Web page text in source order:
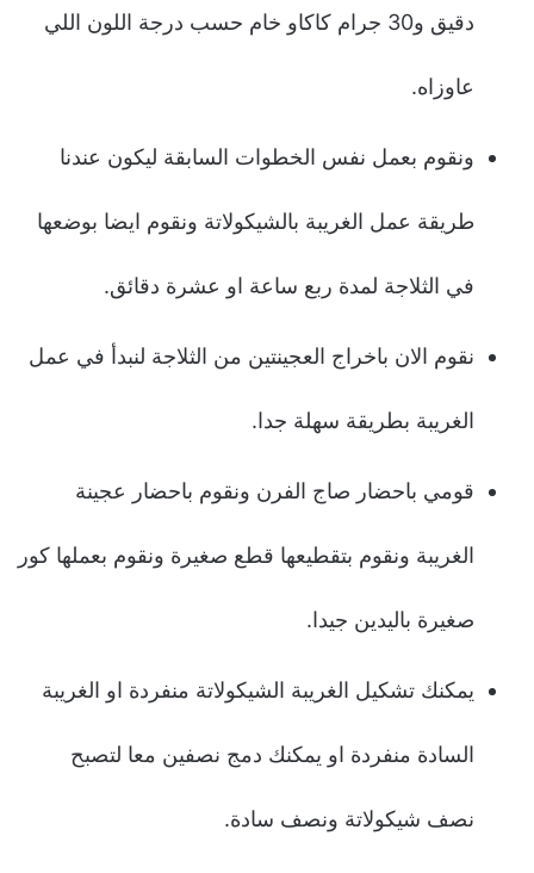
دقيق و30 جرام كاكاو خام حسب درجة اللون اللي
عاوزاه.
ونقوم بعمل نفس الخطوات السابقة ليكون عندنا
طريقة عمل الغريبة بالشيكولاتة ونقوم ايضا بوضعها
في الثلاجة لمدة ربع ساعة او عشرة دقائق.
نقوم الان باخراج العجينتين من الثلاجة لنبدأ في عمل
الغريبة بطريقة سهلة جدا.
قومي باحضار صاج الفرن ونقوم باحضار عجينة
الغريبة ونقوم بتقطيعها قطع صغيرة ونقوم بعملها كور
صغيرة باليدين جيدا.
يمكنك تشكيل الغريبة الشيكولاتة منفردة او الغريبة
السادة منفردة او يمكنك دمج نصفين معا لتصبح
نصف شيكولاتة ونصف سادة.